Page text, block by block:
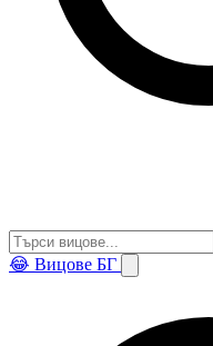
😂 Вицове БГ